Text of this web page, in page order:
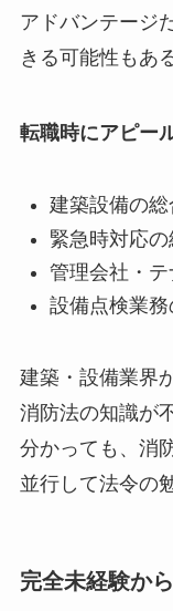
アドバンテージ
きる可能性もある
転職時にアピー
建築設備の
緊急時対応の
管理会社・
設備点検業
建築・設備業界
消防法の知識が
分かっても、消
並行して法令の
完全未経験か